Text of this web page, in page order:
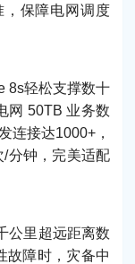
，保障电网调度
8s轻松支撑数十
50TB 业务数
连接达1000+，
分钟，完美适配
公里超远距离数
故障时，灾备中